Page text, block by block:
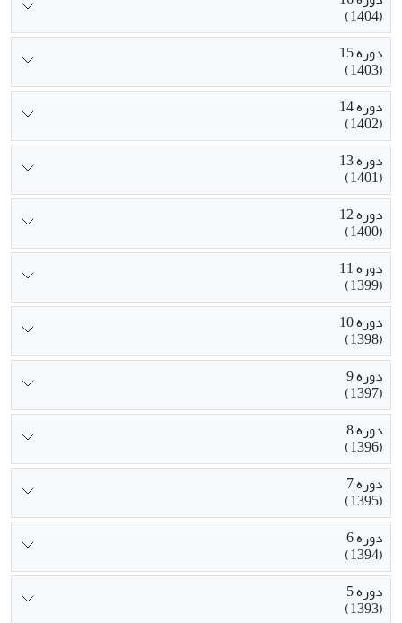
(1404)
دوره 15
(1403)
دوره 14
(1402)
دوره 13
(1401)
دوره 12
(1400)
دوره 11
(1399)
دوره 10
(1398)
دوره 9
(1397)
دوره 8
(1396)
دوره 7
(1395)
دوره 6
(1394)
دوره 5
(1393)